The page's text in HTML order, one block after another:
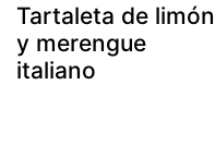
Tartaleta de limón
y merengue
italiano